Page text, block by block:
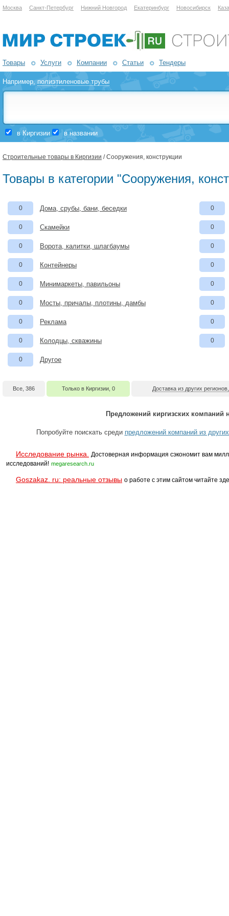
Москва Санкт-Петербург Нижний Новгород Екатеринбург Новосибирск
Товары Услуги Компании Статьи Тендеры
Например,полиэтиленовые трубы
в Киргизии в названии
Строительные товары в Киргизии / Сооружения, конструкции
Товары в категории "Сооружения,
0 Дома, срубы, бани, беседки 0
0 Скамейки 0
0 Ворота, калитки, шлагбаумы 0
0 Контейнеры 0
0 Минимаркеты, павильоны 0
0 Мосты, причалы, плотины, дамбы 0
0 Реклама 0
0 Колодцы, скважины 0
0 Другое
Все, 386 Только в Киргизии, 0 Доставка из других
Предложений киргизских компаний
Попробуйте поискать среди предложений компаний из
Исследование рынка.
Достоверная информация сэкономит вам
исследований! megaresearch.ru
Goszakaz. ru: реальные отзывы о работе с этим сайтом читайте